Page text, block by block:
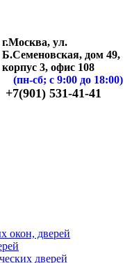
г.Москва, ул.
Б.Семеновская, дом 49,
корпус 3, офис 108
(пн-сб; с 9:00 до 18:00)
+7(901) 531-41-41
окон, дверей
дверей